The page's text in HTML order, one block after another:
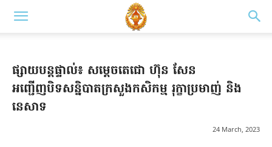
ផ្សាយបន្តផ្ទាល់៖ សម្តេចតេជោ ហ៊ុន សែន
អញ្ជើញបិទសន្និបាតក្រសួងកសិកម្ម រុក្ខាប្រមាញ់ និង
នេសាទ
24 March, 2023